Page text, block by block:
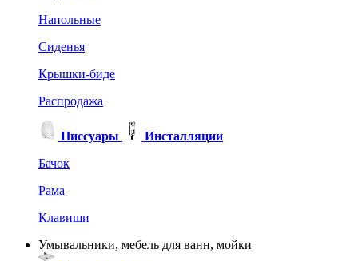
Напольные
Сиденья
Крышки-биде
Распродажа
Писсуары
Инсталляции
Бачок
Рама
Клавиши
Умывальники, мебель для ванн, мойки